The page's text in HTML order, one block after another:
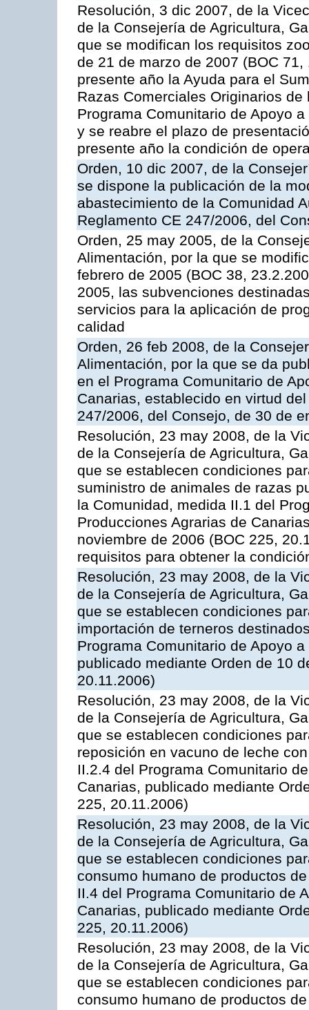
Resolución, 3 dic 2007, de la
de la Consejería de Agricultura,
que se modifican los requisitos
de 21 de marzo de 2007 (BOC
presente año la Ayuda para el
Razas Comerciales Originarios
Programa Comunitario de Apoyo
y se reabre el plazo de
presente año la condición de
Orden, 10 dic 2007, de la
se dispone la publicación de la
abastecimiento de la Comunidad
Reglamento CE 247/2006, del
Orden, 25 may 2005, de la
Alimentación, por la que se
febrero de 2005 (BOC 38,
2005, las subvenciones
servicios para la aplicación de
calidad
Orden, 26 feb 2008, de la
Alimentación, por la que se da
en el Programa Comunitario de
Canarias, establecido en virtud
247/2006, del Consejo, de 30 de
Resolución, 23 may 2008, de la
de la Consejería de Agricultura,
que se establecen condiciones
suministro de animales de razas
la Comunidad, medida II.1 del
Producciones Agrarias de
noviembre de 2006 (BOC 225,
requisitos para obtener la
Resolución, 23 may 2008, de la
de la Consejería de Agricultura,
que se establecen condiciones
importación de terneros
Programa Comunitario de Apoyo
publicado mediante Orden de 10
20.11.2006)
Resolución, 23 may 2008, de la
de la Consejería de Agricultura,
que se establecen condiciones
reposición en vacuno de leche
II.2.4 del Programa Comunitario
Canarias, publicado mediante
225, 20.11.2006)
Resolución, 23 may 2008, de la
de la Consejería de Agricultura,
que se establecen condiciones
consumo humano de productos
II.4 del Programa Comunitario de
Canarias, publicado mediante
225, 20.11.2006)
Resolución, 23 may 2008, de la
de la Consejería de Agricultura,
que se establecen condiciones
consumo humano de productos